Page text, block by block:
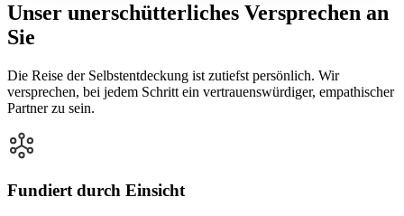
Unser unerschütterliches Versprechen an
Sie
Die Reise der Selbstentdeckung ist zutiefst persönlich. Wir
versprechen, bei jedem Schritt ein vertrauenswürdiger, empathischer
Partner zu sein.
Fundiert durch Einsicht